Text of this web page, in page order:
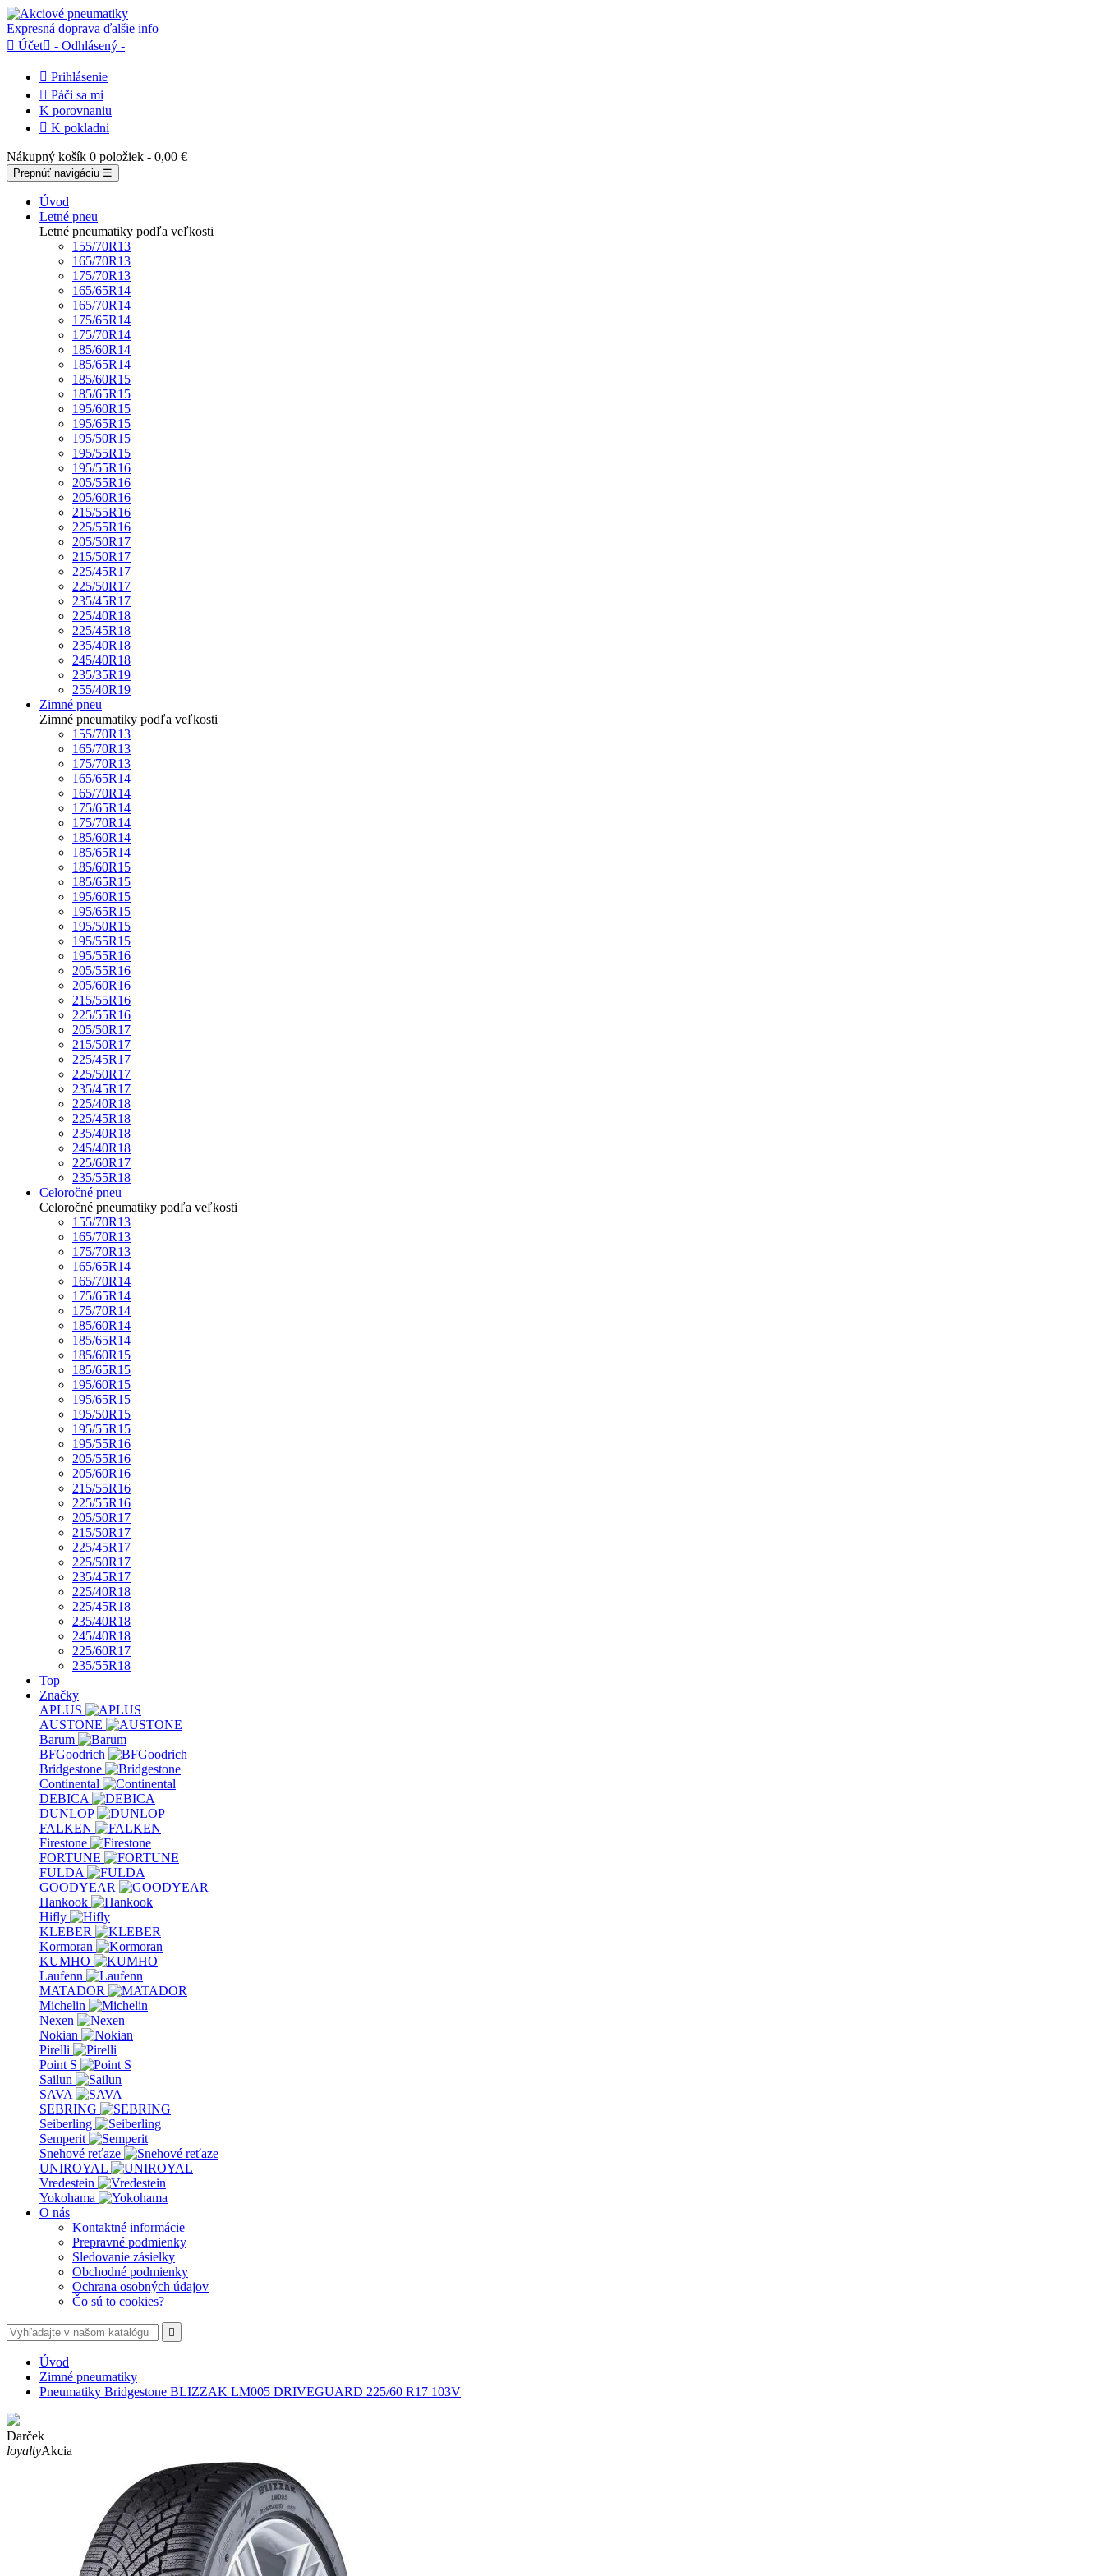
Expresná doprava ďalšie info
 Účet - Odhlásený -
 Prihlásenie
 Páči sa mi
K porovnaniu
 K pokladni
Nákupný košík 0 položiek - 0,00 €
Prepnúť navigáciu ☰
Úvod
Letné pneu
Letné pneumatiky podľa veľkosti
155/70R13
165/70R13
175/70R13
165/65R14
165/70R14
175/65R14
175/70R14
185/60R14
185/65R14
185/60R15
185/65R15
195/60R15
195/65R15
195/50R15
195/55R15
195/55R16
205/55R16
205/60R16
215/55R16
225/55R16
205/50R17
215/50R17
225/45R17
225/50R17
235/45R17
225/40R18
225/45R18
235/40R18
245/40R18
235/35R19
255/40R19
Zimné pneu
Zimné pneumatiky podľa veľkosti
155/70R13
165/70R13
175/70R13
165/65R14
165/70R14
175/65R14
175/70R14
185/60R14
185/65R14
185/60R15
185/65R15
195/60R15
195/65R15
195/50R15
195/55R15
195/55R16
205/55R16
205/60R16
215/55R16
225/55R16
205/50R17
215/50R17
225/45R17
225/50R17
235/45R17
225/40R18
225/45R18
235/40R18
245/40R18
225/60R17
235/55R18
Celoročné pneu
Celoročné pneumatiky podľa veľkosti
155/70R13
165/70R13
175/70R13
165/65R14
165/70R14
175/65R14
175/70R14
185/60R14
185/65R14
185/60R15
185/65R15
195/60R15
195/65R15
195/50R15
195/55R15
195/55R16
205/55R16
205/60R16
215/55R16
225/55R16
205/50R17
215/50R17
225/45R17
225/50R17
235/45R17
225/40R18
225/45R18
235/40R18
245/40R18
225/60R17
235/55R18
Top
Značky
APLUS
AUSTONE
Barum
BFGoodrich
Bridgestone
Continental
DEBICA
DUNLOP
FALKEN
Firestone
FORTUNE
FULDA
GOODYEAR
Hankook
Hifly
KLEBER
Kormoran
KUMHO
Laufenn
MATADOR
Michelin
Nexen
Nokian
Pirelli
Point S
Sailun
SAVA
SEBRING
Seiberling
Semperit
Snehové reťaze
UNIROYAL
Vredestein
Yokohama
O nás
Kontaktné informácie
Prepravné podmienky
Sledovanie zásielky
Obchodné podmienky
Ochrana osobných údajov
Čo sú to cookies?

Úvod
Zimné pneumatiky
Pneumatiky Bridgestone BLIZZAK LM005 DRIVEGUARD 225/60 R17 103V
Darček
loyaltyAkcia